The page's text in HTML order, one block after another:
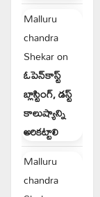
Malluru
chandra
Shekaron
ఓపెన్‌కాస్ట్
బ్లాస్టింగ్, డస్ట్
కాలుష్యాన్ని
అరికట్టాలి
Malluru
chandra